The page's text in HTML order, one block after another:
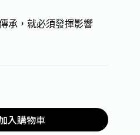
承，就必須發揮影響
入購物車